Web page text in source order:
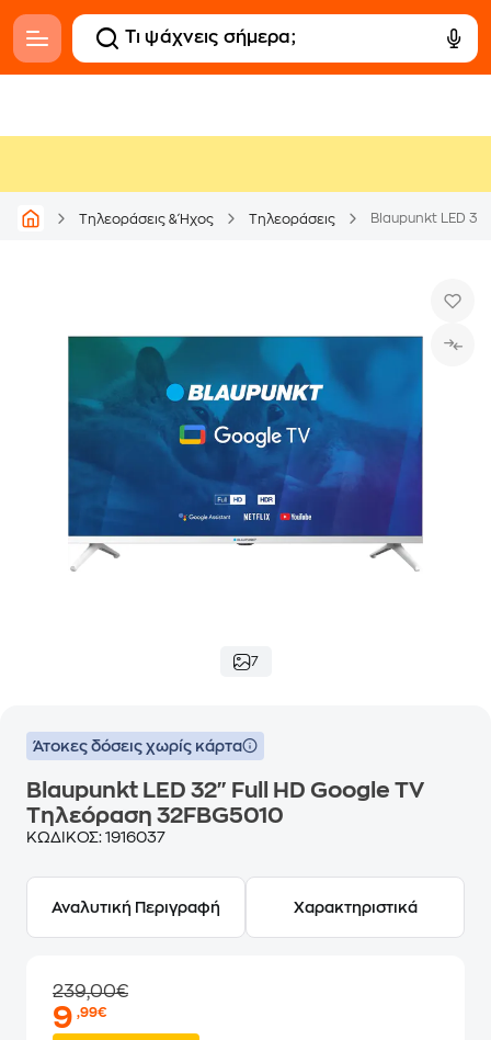
Τηλεοράσεις & Ήχος Τηλεοράσεις Blaupunkt LED
7
Άτοκες δόσεις χωρίς κάρτα
Blaupunkt LED 32" Full HD Google TV
Τηλεόραση 32FBG5010
ΚΩΔΙΚΟΣ: 1916037
Αναλυτική Περιγραφή Χαρακτηριστικά
239,00€
9,99€